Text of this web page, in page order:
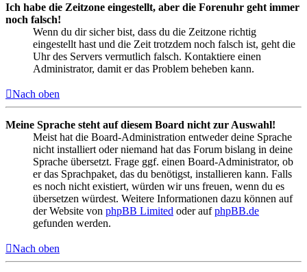
Ich habe die Zeitzone eingestellt, aber die Forenuhr geht immer
noch falsch!
Wenn du dir sicher bist, dass du die Zeitzone richtig
eingestellt hast und die Zeit trotzdem noch falsch ist, geht die
Uhr des Servers vermutlich falsch. Kontaktiere einen
Administrator, damit er das Problem beheben kann.
Nach oben
Meine Sprache steht auf diesem Board nicht zur Auswahl!
Meist hat die Board-Administration entweder deine Sprache
nicht installiert oder niemand hat das Forum bislang in deine
Sprache übersetzt. Frage ggf. einen Board-Administrator, ob
er das Sprachpaket, das du benötigst, installieren kann. Falls
es noch nicht existiert, würden wir uns freuen, wenn du es
übersetzen würdest. Weitere Informationen dazu können auf
der Website von phpBB Limited oder aufphpBB.de
gefunden werden.
Nach oben